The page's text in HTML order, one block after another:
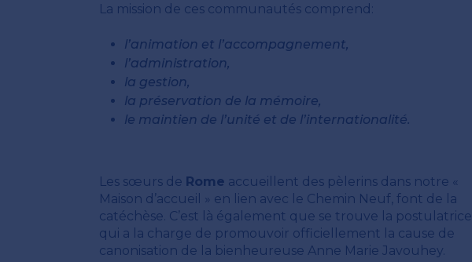
La mission de ces communautés comprend:
l’animation et l’accompagnement,
l’administration,
la gestion,
la préservation de la mémoire,
le maintien de l’unité et de l’internationalité.
Les sœurs de Rome accueillent des pèlerins dans notre «
Maison d’accueil » en lien avec le Chemin Neuf, font de la
catéchèse. C’est là également que se trouve la postulatrice
qui a la charge de promouvoir officiellement la cause de
canonisation de la bienheureuse Anne Marie Javouhey.